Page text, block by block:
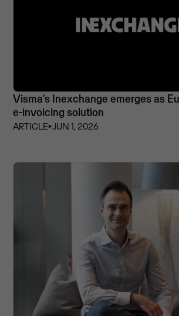
Visma’s Inexchange emerges as
e-invoicing solution
ARTICLE⏵JUN 1, 2026